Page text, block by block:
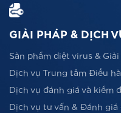
GIẢI PHÁP & DỊCH
Sản phẩm diệt virus &
Dịch vụ Trung tâm Điều
Dịch vụ đánh giá và kiểm
Dịch vụ tư vấn & Đánh giá